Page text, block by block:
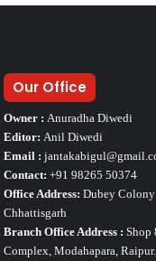
Our Office
Owner : Anuradha Diwedi
Editor: Anil Diwedi
Email :
Contact: +91 98265 50374
Office Address: Dubey
Chhattisgarh
Branch Office Address : Shop
Complex, Modahapara,